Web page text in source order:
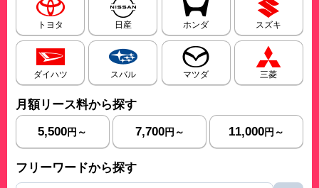
トヨタ 日産 ホンダ スズキ
ダイハツ スバル マツダ 三菱
月額リース料から探す
5,500円～ 7,700円～ 11,000円～
フリーワードから探す